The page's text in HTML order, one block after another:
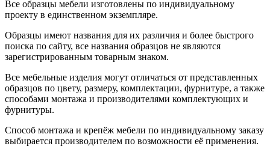
Все образцы мебели изготовлены по индивидуальному
проекту в единственном экземпляре.
Образцы имеют названия для их различия и более быстрого
поиска по сайту, все названия образцов не являются
зарегистрированным товарным знаком.
Все мебельные изделия могут отличаться от представленных
образцов по цвету, размеру, комплектации, фурнитуре, а также
способами монтажа и производителями комплектующих и
фурнитуры.
Способ монтажа и крепёж мебели по индивидуальному заказу
выбирается производителем по возможности её применения.